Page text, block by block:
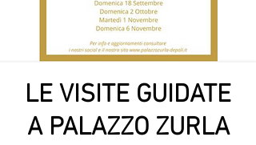
LE VISITE GUIDATE
A PALAZZO ZURLA